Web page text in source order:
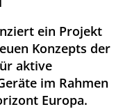
ein Projekt
Konzepts der
aktive
im Rahmen
Europa.